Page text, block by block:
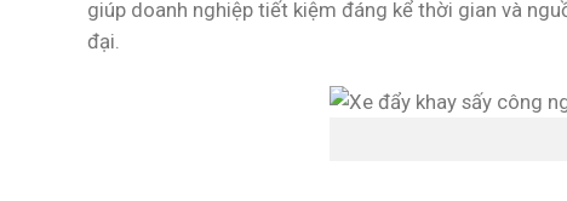
giúp doanh nghiệp tiết kiệm đáng kể thời gian và
đại.